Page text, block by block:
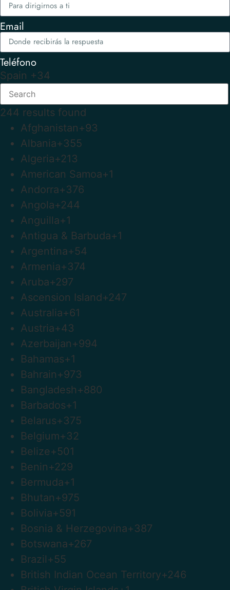
Email
Teléfono
Spain +34
244 results found
Afghanistan+93
Albania+355
Algeria+213
American Samoa+1
Andorra+376
Angola+244
Anguilla+1
Antigua & Barbuda+1
Argentina+54
Armenia+374
Aruba+297
Ascension Island+247
Australia+61
Austria+43
Azerbaijan+994
Bahamas+1
Bahrain+973
Bangladesh+880
Barbados+1
Belarus+375
Belgium+32
Belize+501
Benin+229
Bermuda+1
Bhutan+975
Bolivia+591
Bosnia & Herzegovina+387
Botswana+267
Brazil+55
British Indian Ocean Territory+246